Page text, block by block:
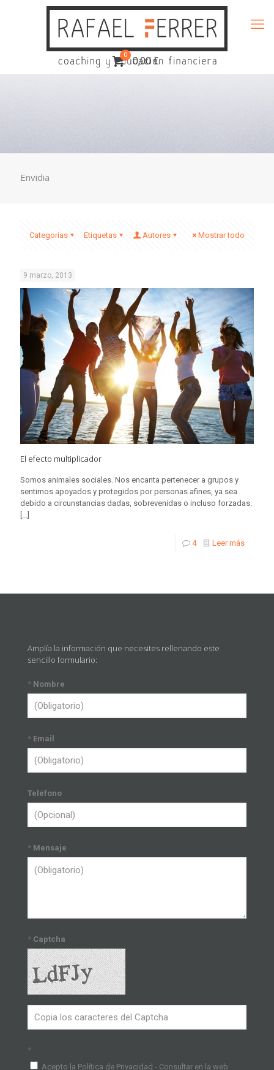
0
0,00 €
Envidia
Categorías Etiquetas Autores Mostrar todo
9 marzo, 2013
El efecto multiplicador
Somos animales sociales. Nos encanta pertenecer a grupos y
sentirnos apoyados y protegidos por personas afines, ya sea
debido a circunstancias dadas, sobrevenidas o incluso forzadas.
[…]
4 Leer más
Amplía la información que necesites rellenando este
sencillo formulario:
* Nombre
* Email
Teléfono
* Mensaje
* Captcha
*
Acepto la Política de Privacidad - Consultar en la web